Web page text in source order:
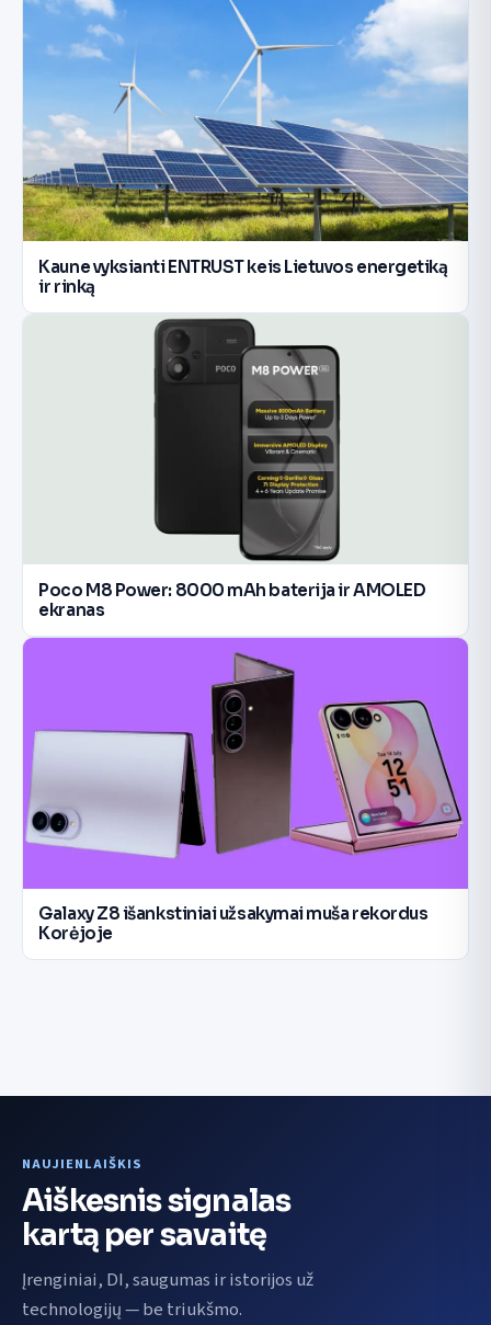
Kaune vyksianti ENTRUST keis Lietuvos energetiką
ir rinką
Poco M8 Power: 8000 mAh baterija ir AMOLED
ekranas
Galaxy Z8 išankstiniai užsakymai muša rekordus
Korėjoje
NAUJIENLAIŠKIS
Aiškesnis signalas
kartą per savaitę
Įrenginiai, DI, saugumas ir istorijos už
technologijų — be triukšmo.